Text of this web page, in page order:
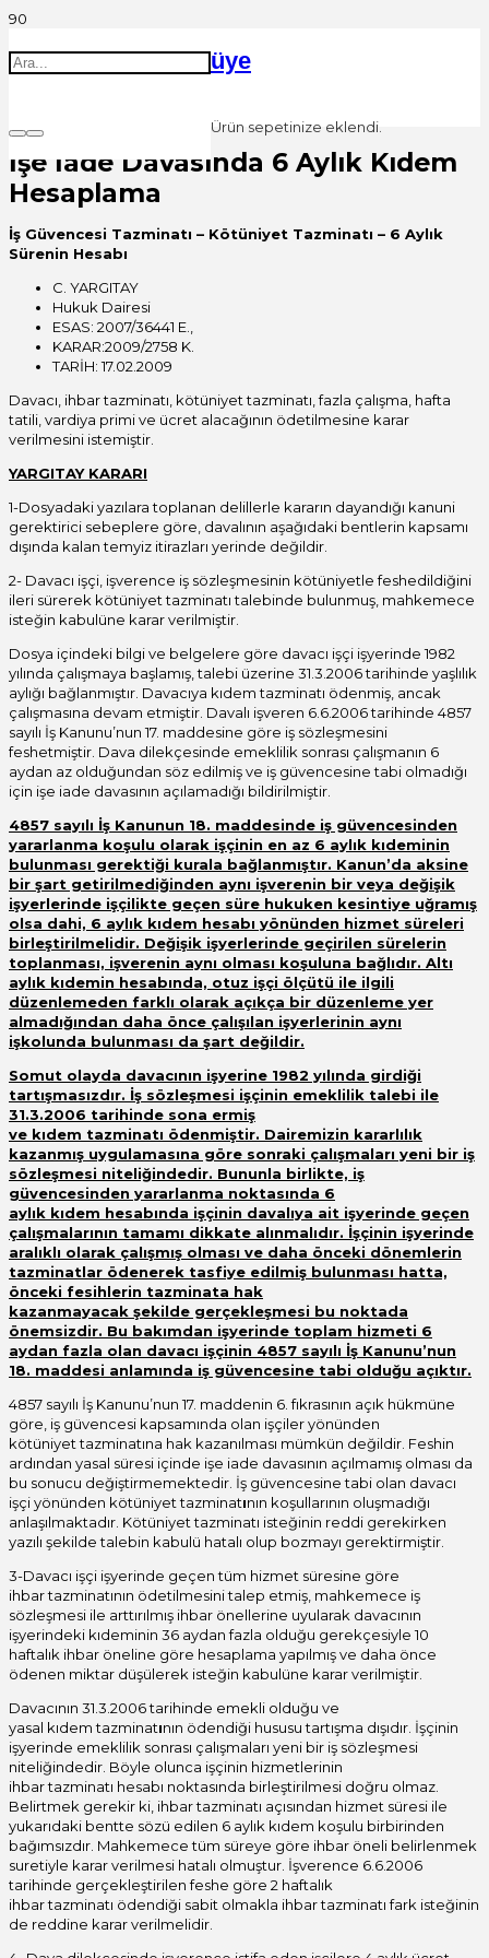
üye
Ürün sepetinize eklendi.
İşe İade Davasında 6 Aylık Kıdem
Hesaplama
İş Güvencesi Tazminatı – Kötüniyet Tazminatı – 6 Aylık
Sürenin Hesabı
C. YARGITAY
Hukuk Dairesi
ESAS: 2007/36441 E.,
KARAR:2009/2758 K.
TARİH: 17.02.2009
Davacı, ihbar tazminatı, kötüniyet tazminatı, fazla çalışma, hafta
tatili, vardiya primi ve ücret alacağının ödetilmesine karar
verilmesini istemiştir.
YARGITAY KARARI
1-Dosyadaki yazılara toplanan delillerle kararın dayandığı kanuni
gerektirici sebeplere göre, davalının aşağıdaki bentlerin kapsamı
dışında kalan temyiz itirazları yerinde değildir.
2- Davacı işçi, işverence iş sözleşmesinin kötüniyetle feshedildiğini
ileri sürerek kötüniyet tazminatı talebinde bulunmuş, mahkemece
isteğin kabulüne karar verilmiştir.
Dosya içindeki bilgi ve belgelere göre davacı işçi işyerinde 1982
yılında çalışmaya başlamış, talebi üzerine 31.3.2006 tarihinde yaşlılık
aylığı bağlanmıştır. Davacıya kıdem tazminatı ödenmiş, ancak
çalışmasına devam etmiştir. Davalı işveren 6.6.2006 tarihinde 4857
sayılı İş Kanunu’nun 17. maddesine göre iş sözleşmesini
feshetmiştir. Dava dilekçesinde emeklilik sonrası çalışmanın 6
aydan az olduğundan söz edilmiş ve iş güvencesine tabi olmadığı
için işe iade davasının açılamadığı bildirilmiştir.
4857 sayılı İş Kanunun 18. maddesinde iş güvencesinden
yararlanma koşulu olarak işçinin en az 6 aylık kıdeminin
bulunması gerektiği kurala bağlanmıştır. Kanun’da aksine
bir şart getirilmediğinden aynı işverenin bir veya değişik
işyerlerinde işçilikte geçen süre hukuken kesintiye uğramış
olsa dahi, 6 aylık kıdem hesabı yönünden hizmet süreleri
birleştirilmelidir. Değişik işyerlerinde geçirilen sürelerin
toplanması, işverenin aynı olması koşuluna bağlıdır. Altı
aylık kıdemin hesabında, otuz işçi ölçütü ile ilgili
düzenlemeden farklı olarak açıkça bir düzenleme yer
almadığından daha önce çalışılan işyerlerinin aynı
işkolunda bulunması da şart değildir.
Somut olayda davacının işyerine 1982 yılında girdiği
tartışmasızdır. İş sözleşmesi işçinin emeklilik talebi ile
31.3.2006 tarihinde sona ermiş
ve kıdem tazminatı ödenmiştir. Dairemizin kararlılık
kazanmış uygulamasına göre sonraki çalışmaları yeni bir iş
sözleşmesi niteliğindedir. Bununla birlikte, iş
güvencesinden yararlanma noktasında 6
aylık kıdem hesabında işçinin davalıya ait işyerinde geçen
çalışmalarının tamamı dikkate alınmalıdır. İşçinin işyerinde
aralıklı olarak çalışmış olması ve daha önceki dönemlerin
tazminatlar ödenerek tasfiye edilmiş bulunması hatta,
önceki fesihlerin tazminata hak
kazanmayacak şekilde gerçekleşmesi bu noktada
önemsizdir. Bu bakımdan işyerinde toplam hizmeti 6
aydan fazla olan davacı işçinin 4857 sayılı İş Kanunu’nun
18. maddesi anlamında iş güvencesine tabi olduğu açıktır.
4857 sayılı İş Kanunu’nun 17. maddenin 6. fıkrasının açık hükmüne
göre, iş güvencesi kapsamında olan işçiler yönünden
kötüniyet tazminatına hak kazanılması mümkün değildir. Feshin
ardından yasal süresi içinde işe iade davasının açılmamış olması da
bu sonucu değiştirmemektedir. İş güvencesine tabi olan davacı
işçi yönünden kötüniyet tazminatının koşullarının oluşmadığı
anlaşılmaktadır. Kötüniyet tazminatı isteğinin reddi gerekirken
yazılı şekilde talebin kabulü hatalı olup bozmayı gerektirmiştir.
3-Davacı işçi işyerinde geçen tüm hizmet süresine göre
ihbar tazminatının ödetilmesini talep etmiş, mahkemece iş
sözleşmesi ile arttırılmış ihbar önellerine uyularak davacının
işyerindeki kıdeminin 36 aydan fazla olduğu gerekçesiyle 10
haftalık ihbar öneline göre hesaplama yapılmış ve daha önce
ödenen miktar düşülerek isteğin kabulüne karar verilmiştir.
Davacının 31.3.2006 tarihinde emekli olduğu ve
yasal kıdem tazminatının ödendiği hususu tartışma dışıdır. İşçinin
işyerinde emeklilik sonrası çalışmaları yeni bir iş sözleşmesi
niteliğindedir. Böyle olunca işçinin hizmetlerinin
ihbar tazminatı hesabı noktasında birleştirilmesi doğru olmaz.
Belirtmek gerekir ki, ihbar tazminatı açısından hizmet süresi ile
yukarıdaki bentte sözü edilen 6 aylık kıdem koşulu birbirinden
bağımsızdır. Mahkemece tüm süreye göre ihbar öneli belirlenmek
suretiyle karar verilmesi hatalı olmuştur. İşverence 6.6.2006
tarihinde gerçekleştirilen feshe göre 2 haftalık
ihbar tazminatı ödendiği sabit olmakla ihbar tazminatı fark isteğinin
de reddine karar verilmelidir.